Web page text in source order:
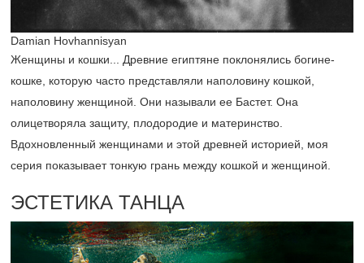
Damian Hovhannisyan
Женщины и кошки... Древние египтяне поклонялись богине-
кошке, которую часто представляли наполовину кошкой,
наполовину женщиной. Они называли ее Бастет. Она
олицетворяла защиту, плодородие и материнство.
Вдохновленный женщинами и этой древней историей, моя
серия показывает тонкую грань между кошкой и женщиной.
ЭСТЕТИКА ТАНЦА